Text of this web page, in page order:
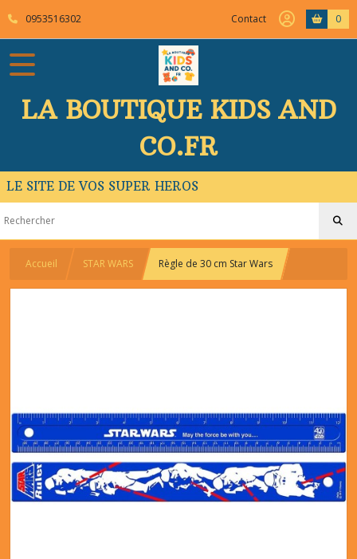
0953516302 Contact 0
LA BOUTIQUE KIDS AND
CO.FR
LE SITE DE VOS SUPER HEROS
Accueil STAR WARS Règle de 30 cm Star Wars